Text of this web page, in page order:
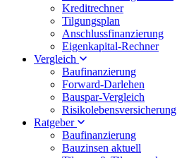
Kreditrechner
Tilgungsplan
Anschlussfinanzierung
Eigenkapital-Rechner
Vergleich
Baufinanzierung
Forward-Darlehen
Bauspar-Vergleich
Risikolebensversicherung
Ratgeber
Baufinanzierung
Bauzinsen aktuell